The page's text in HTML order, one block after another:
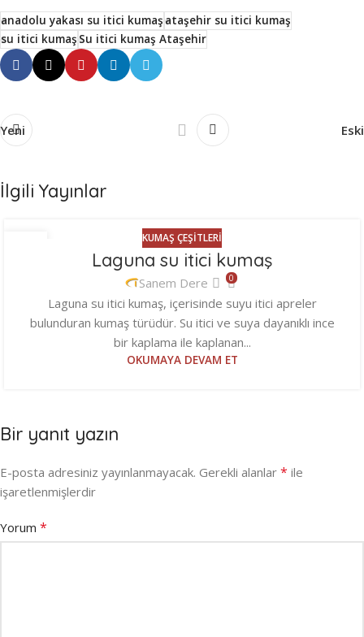
anadolu yakası su itici kumaşataşehir su itici kumaş
su itici kumaşSu itici kumaş Ataşehir
Yeni Eski
İlgili Yayınlar
KUMAŞ ÇEŞITLERI
Laguna su itici kumaş
Sanem Dere 0
Laguna su itici kumaş, içerisinde suyu itici apreler
bulunduran kumaş türüdür. Su itici ve suya dayanıklı ince
bir kaplama ile kaplanan...
OKUMAYA DEVAM ET
Bir yanıt yazın
E-posta adresiniz yayınlanmayacak. Gerekli alanlar * ile
işaretlenmişlerdir
Yorum *